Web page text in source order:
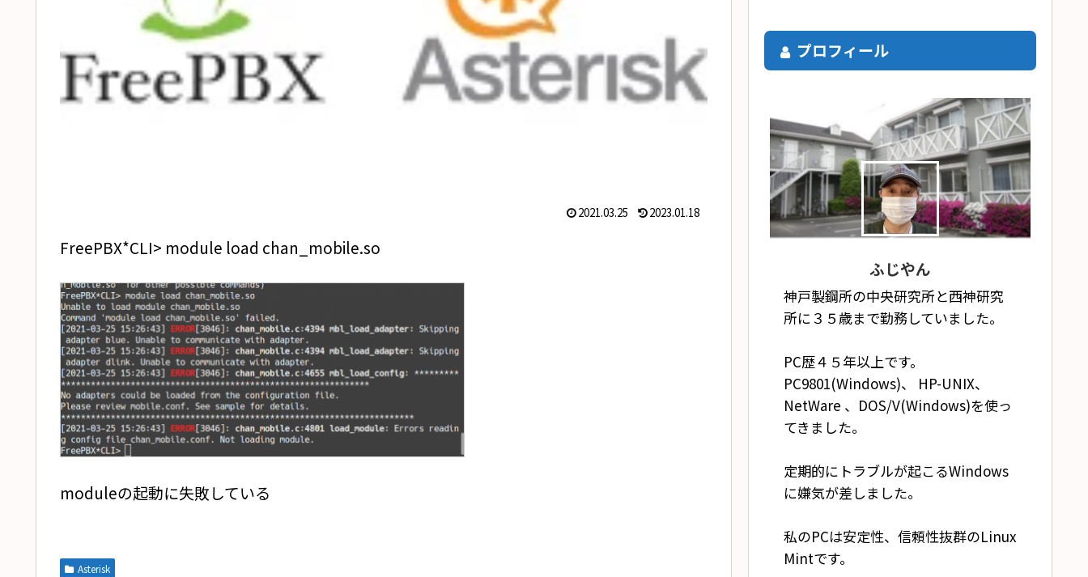
2021.03.25 2023.01.18
FreePBX*CLI> module load chan_mobile.so
moduleの起動に失敗している
Asterisk
プロフィール
ふじやん
神戸製鋼所の中央研究所と西神研究
所に３５歳まで勤務していました。
PC歴４５年以上です。
PC9801(Windows)、 HP-UNIX、
NetWare 、DOS/V(Windows)を使っ
てきました。
定期的にトラブルが起こるWindows
に嫌気が差しました。
私のPCは安定性、信頼性抜群のLinux
Mintです。